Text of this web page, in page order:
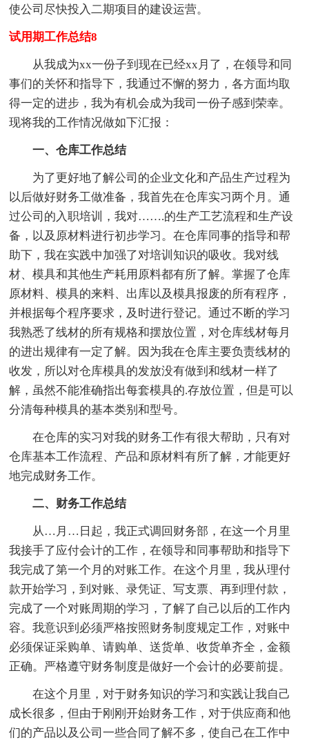
使公司尽快投入二期项目的建设运营。
试用期工作总结8
从我成为xx一份子到现在已经xx月了，在领导和同
事们的关怀和指导下，我通过不懈的努力，各方面均取
得一定的进步，我为有机会成为我司一份子感到荣幸。
现将我的工作情况做如下汇报：
一、仓库工作总结
为了更好地了解公司的企业文化和产品生产过程为
以后做好财务工做准备，我首先在仓库实习两个月。通
过公司的入职培训，我对…….的生产工艺流程和生产设
备，以及原材料进行初步学习。在仓库同事的指导和帮
助下，我在实践中加强了对培训知识的吸收。我对线
材、模具和其他生产耗用原料都有所了解。掌握了仓库
原材料、模具的来料、出库以及模具报废的所有程序，
并根据每个程序要求，及时进行登记。通过不断的学习
我熟悉了线材的所有规格和摆放位置，对仓库线材每月
的进出规律有一定了解。因为我在仓库主要负责线材的
收发，所以对仓库模具的发放没有做到和线材一样了
解，虽然不能准确指出每套模具的.存放位置，但是可以
分清每种模具的基本类别和型号。
在仓库的实习对我的财务工作有很大帮助，只有对
仓库基本工作流程、产品和原材料有所了解，才能更好
地完成财务工作。
二、财务工作总结
从…月…日起，我正式调回财务部，在这一个月里
我接手了应付会计的工作，在领导和同事帮助和指导下
我完成了第一个月的对账工作。在这个月里，我从理付
款开始学习，到对账、录凭证、写支票、再到理付款，
完成了一个对账周期的学习，了解了自己以后的工作内
容。我意识到必须严格按照财务制度规定工作，对账中
必须保证采购单、请购单、送货单、收货单齐全，金额
正确。严格遵守财务制度是做好一个会计的必要前提。
在这个月里，对于财务知识的学习和实践让我自己
成长很多，但由于刚刚开始财务工作，对于供应商和他
们的产品以及公司一些合同了解不多，使自己在工作中